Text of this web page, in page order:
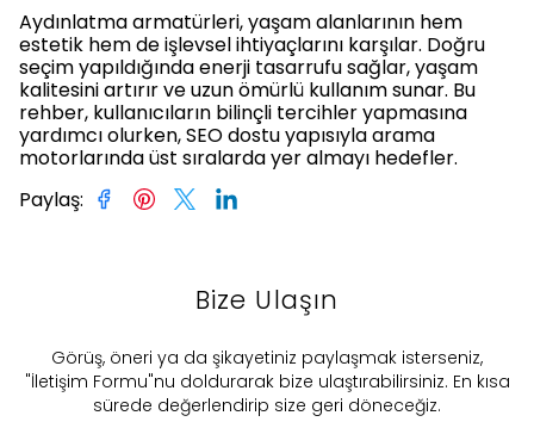
Aydınlatma armatürleri, yaşam alanlarının hem
estetik hem de işlevsel ihtiyaçlarını karşılar. Doğru
seçim yapıldığında enerji tasarrufu sağlar, yaşam
kalitesini artırır ve uzun ömürlü kullanım sunar. Bu
rehber, kullanıcıların bilinçli tercihler yapmasına
yardımcı olurken, SEO dostu yapısıyla arama
motorlarında üst sıralarda yer almayı hedefler.
Paylaş:
Bize Ulaşın
​Görüş, öneri ya da şikayetiniz paylaşmak isterseniz,
"İletişim Formu"nu doldurarak bize ulaştırabilirsiniz. En kısa
sürede değerlendirip size geri döneceğiz.